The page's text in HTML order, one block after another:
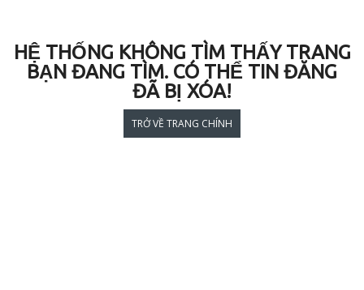
HỆ THỐNG KHÔNG TÌM THẤY TRANG
BẠN ĐANG TÌM. CÓ THỂ TIN ĐĂNG
ĐÃ BỊ XÓA!
TRỞ VỀ TRANG CHÍNH